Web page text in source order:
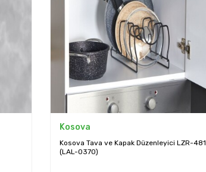
Kosova
Kosova Tava ve Kapak Düzenleyici LZR-481
(LAL-0370)